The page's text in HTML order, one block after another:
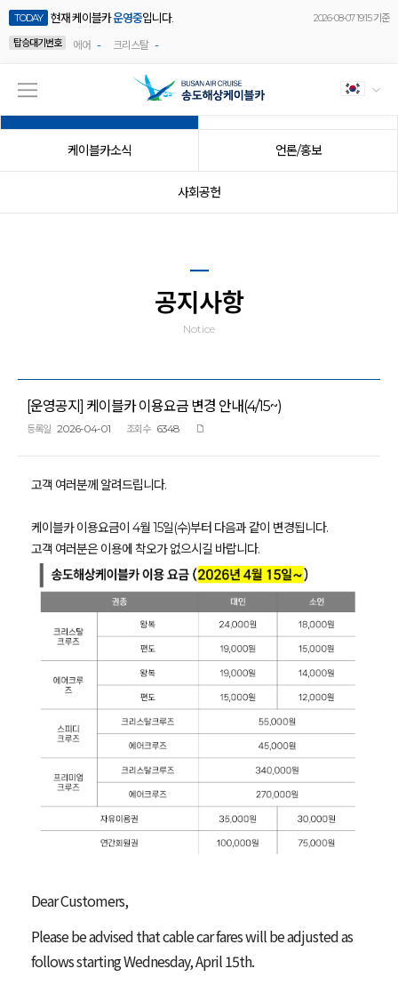
TODAY 현재 케이블카운영중입니다.
2026-08-07 19:15 기준
탑승대기번호
에어 - 크리스탈 -
케이블카소식 언론/홍보
사회공헌
공지사항
Notice
[운영공지] 케이블카 이용요금 변경 안내(4/15~)
등록일 2026-04-01 조회수 6348
고객 여러분께 알려드립니다.
케이블카 이용요금이 4월 15일(수)부터 다음과 같이 변경됩니다.
고객 여러분은 이용에 착오가 없으시길 바랍니다.
Dear Customers,
Please be advised that cable car fares will be adjusted as
follows starting Wednesday, April 15th.